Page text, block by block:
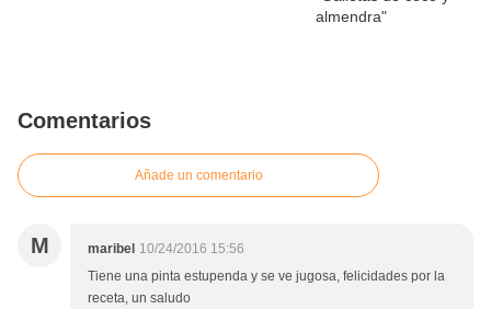
Comentarios
Añade un comentario
M maribel 10/24/2016 15:56
Tiene una pinta estupenda y se ve jugosa, felicidades por la
receta, un saludo